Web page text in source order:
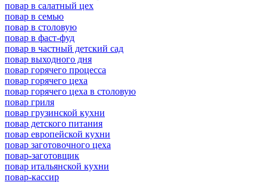
повар в салатный цех
повар в семью
повар в столовую
повар в фаст-фуд
повар в частный детский сад
повар выходного дня
повар горячего процесса
повар горячего цеха
повар горячего цеха в столовую
повар гриля
повар грузинской кухни
повар детского питания
повар европейской кухни
повар заготовочного цеха
повар-заготовщик
повар итальянской кухни
повар-кассир